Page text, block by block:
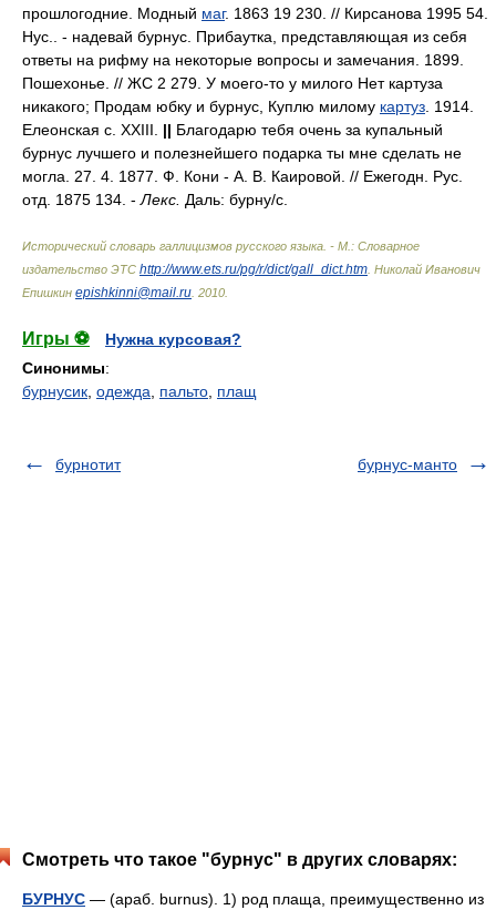
прошлогодние. Модный маг. 1863 19 230. // Кирсанова 1995 54.
Нус.. - надевай бурнус. Прибаутка, представляющая из себя
ответы на рифму на некоторые вопросы и замечания. 1899.
Пошехонье. // ЖС 2 279. У моего-то у милого Нет картуза
никакого; Продам юбку и бурнус, Куплю милому картуз . 1914.
Елеонская с. XXIII. || Благодарю тебя очень за купальный
бурнус лучшего и полезнейшего подарка ты мне сделать не
могла. 27. 4. 1877. Ф. Кони - А. В. Каировой. // Ежегодн. Рус.
отд. 1875 134. - Лекс. Даль: бурну/с.
Исторический словарь галлицизмов русского языка. - М.: Словарное
издательство ЭТС http://www.ets.ru/pg/r/dict/gall_dict.htm Николай Иванович
Епишкин epishkinni@mail.ru 2010
Игры ⚽
Нужна курсовая?
Синонимы:
бурнусик одежда пальто плащ
бурнотит бурнус-манто
Смотреть что такое "бурнус" в других словарях:
БУРНУС — (араб. burnus). 1) род плаща, преимущественно из